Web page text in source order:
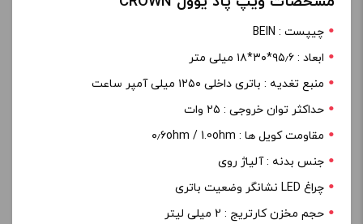
چیپست : BEIN
ابعاد : ۹۵٫۶*۳۰*۱۸ میلی متر
منبع تغدیه : باتری داخلی ۱۲۵۰ میلی آمپر ساعت
حداکثر توان خروجی : ۲۵ وات
مقاومت کویل ها : ۰٫۶ohm / 1.0ohm
جنس بدنه : آلیاژ روی
چراغ LED نشانگر وضعیت باتری
حجم مخزن کارتریج : 2 میلی لیتر